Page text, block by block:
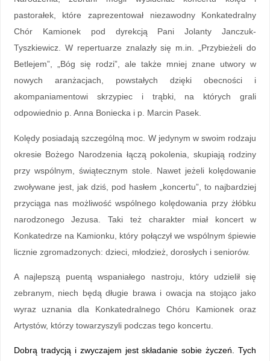
pastorałek, które zaprezentował niezawodny Konkatedralny
Chór Kamionek pod dyrekcją Pani Jolanty Janczuk-
Tyszkiewicz. W repertuarze znalazły się m.in. „Przybieżeli do
Betlejem”, „Bóg się rodzi”, ale także mniej znane utwory w
nowych aranżacjach, powstałych dzięki obecności i
akompaniamentowi skrzypiec i trąbki, na których grali
odpowiednio p. Anna Boniecka i p. Marcin Pasek.
Kolędy posiadają szczególną moc. W jedynym w swoim rodzaju
okresie Bożego Narodzenia łączą pokolenia, skupiają rodziny
przy wspólnym, świątecznym stole. Nawet jeżeli kolędowanie
zwoływane jest, jak dziś, pod hasłem „koncertu”, to najbardziej
przyciąga nas możliwość wspólnego kolędowania przy żłóbku
narodzonego Jezusa. Taki też charakter miał koncert w
Konkatedrze na Kamionku, który połączył we wspólnym śpiewie
licznie zgromadzonych: dzieci, młodzież, dorosłych i seniorów.
A najlepszą puentą wspaniałego nastroju, który udzielił się
zebranym, niech będą długie brawa i owacja na stojąco jako
wyraz uznania dla Konkatedralnego Chóru Kamionek oraz
Artystów, którzy towarzyszyli podczas tego koncertu.
Dobrą tradycją i zwyczajem jest składanie sobie życzeń. Tych